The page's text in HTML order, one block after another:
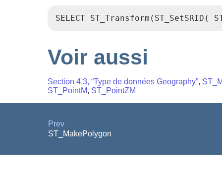
SELECT
Voir aussi
Section 4.3, “Type de données Geography”,
ST_PointM, ST_PointZM
Prev
ST_MakePolygon